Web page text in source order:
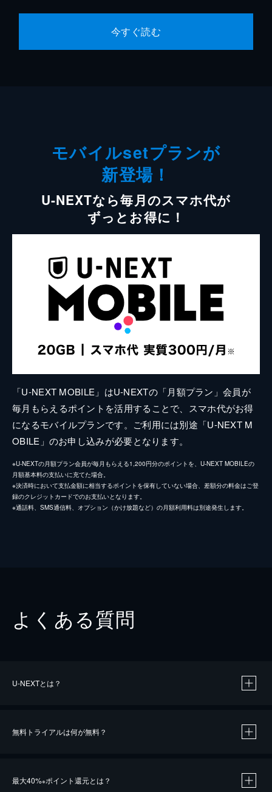
今すぐ読む
モバイルsetプランが
新登場！
U-NEXTなら毎月のスマホ代が
ずっとお得に！
「U-NEXT MOBILE」はU-NEXTの「月額プラン」会員が
毎月もらえるポイントを活用することで、スマホ代がお得
になるモバイルプランです。ご利用には別途「U-NEXT M
OBILE」のお申し込みが必要となります。
※U-NEXTの月額プラン会員が毎月もらえる1,200円分のポイントを、U-NEXT MOBILEの
月額基本料の支払いに充てた場合。
※決済時において支払金額に相当するポイントを保有していない場合、差額分の料金はご登
録のクレジットカードでのお支払いとなります。
※通話料、SMS通信料、オプション（かけ放題など）の月額利用料は別途発生します。
よくある質問
U-NEXTとは？
無料トライアルは何が無料？
最大40%※ポイント還元とは？